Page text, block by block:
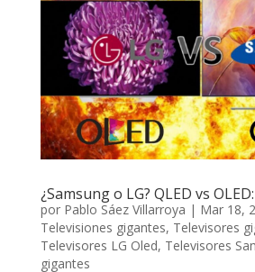
¿Samsung o LG? QLED vs
por Pablo Sáez Villarroya | Mar 18,
Televisiones gigantes, Televisores
Televisores LG Oled, Televisores
gigantes